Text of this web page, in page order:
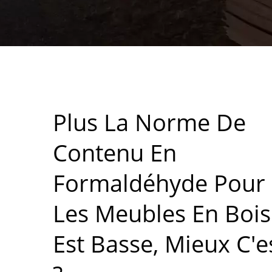
Plus La Norme De
Contenu En
Formaldéhyde Pour
Les Meubles En Bois
Est Basse, Mieux